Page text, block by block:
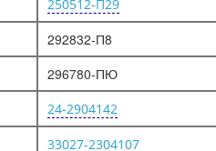
ДЕТАЛИ И УЗЛЫ НЕ ВОШЕДШИЕ В
250512-П29
292832-П8
296780-ПЮ
24-2904142
33027-2304107